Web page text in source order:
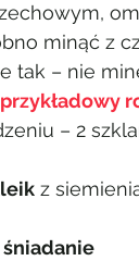
minąć z
tak – nie
– 2
z
śniadanie